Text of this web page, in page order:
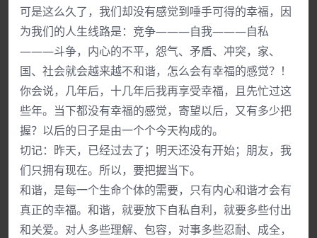
可是这么久了，我们却没有感觉到唾手可得的幸福，因
为我们的人生线路是：竞争———自我———自私
———斗争，内心的不平，怨气、矛盾、冲突，家、
国、社会就会越来越不和谐，怎么会有幸福的感觉？！
你会说，几年后，十几年后我再享受幸福，且先忙过这
些年。当下都没有幸福的感觉，寄望以后，又有多少把
握？以后的日子是由一个个今天构成的。
切记：昨天，已经过去了；明天还没有开始；朋友，我
们只拥有现在。所以，要把握当下。
和谐，是每一个生命个体的需要，只有内心和谐才会有
真正的幸福。和谐，就要放下自私自利，就要多些付出
和关爱。对人多些理解、包容，对事多些忍耐、成全，